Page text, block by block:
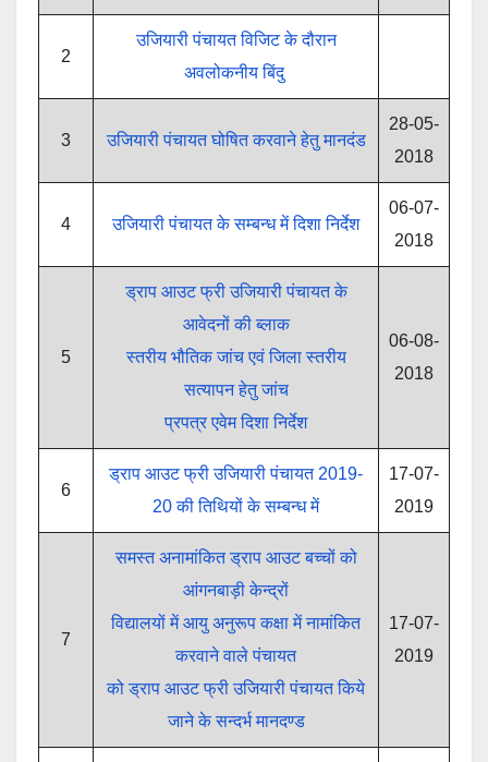
2
उजियारी पंचायत विजिट के दौरान
अवलोकनीय बिंदु
3 उजियारी पंचायत घोषित करवाने हेतु मानदंड
28-05-
2018
4 उजियारी पंचायत के सम्बन्ध में दिशा निर्देश
06-07-
2018
5
ड्राप आउट फ्री उजियारी पंचायत के
आवेदनों की ब्लाक
स्तरीय भौतिक जांच एवं जिला स्तरीय
सत्यापन हेतु जांच
प्रपत्र एवेम दिशा निर्देश
06-08-
2018
6
ड्राप आउट फ्री उजियारी पंचायत 2019-
20 की तिथियों के सम्बन्ध में
17-07-
2019
7
समस्त अनामांकित ड्राप आउट बच्चों को
आंगनबाड़ी केन्द्रों
विद्यालयों में आयु अनुरूप कक्षा में नामांकित
करवाने वाले पंचायत
को ड्राप आउट फ्री उजियारी पंचायत किये
जाने के सन्दर्भ मानदण्ड
17-07-
2019